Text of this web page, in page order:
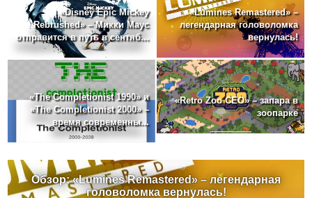
«Disney Epic Mickey
Rebrushed» – Микки Маус
отправится в путь в сентяб...
«Lumines Remastered» –
легендарная головоломка
вернулась!
«The Completionist 1990» и
«The Completionist 2000» –
время современны...
«Retro Zoo CEO» – запара в
зоопарке
Обзор: «Lumines Remastered» – легендарная
головоломка вернулась!